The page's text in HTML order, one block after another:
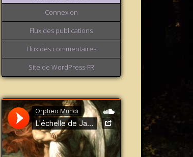
Connexion
Flux des publications
Flux des commentaires
Site de WordPress-FR